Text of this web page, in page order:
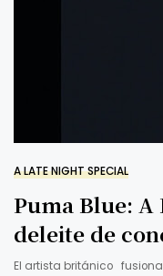
A LATE NIGHT SPECIAL
Puma Blue: A
deleite de
El artista británico fusiona